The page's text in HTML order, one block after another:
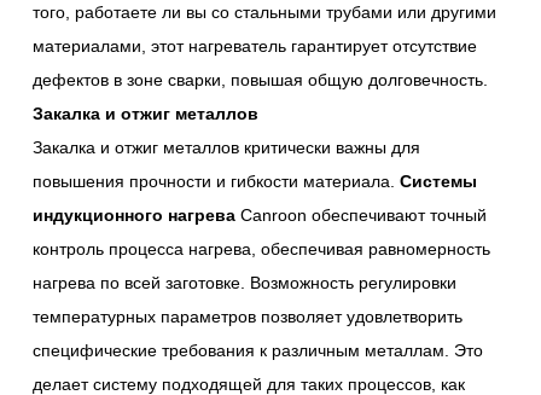
того, работаете ли вы со стальными трубами или другими
материалами, этот нагреватель гарантирует отсутствие
дефектов в зоне сварки, повышая общую долговечность.
Закалка и отжиг металлов
Закалка и отжиг металлов критически важны для
повышения прочности и гибкости материала.Системы
индукционного нагрева Canroon обеспечивают точный
контроль процесса нагрева, обеспечивая равномерность
нагрева по всей заготовке. Возможность регулировки
температурных параметров позволяет удовлетворить
специфические требования к различным металлам. Это
делает систему подходящей для таких процессов, как